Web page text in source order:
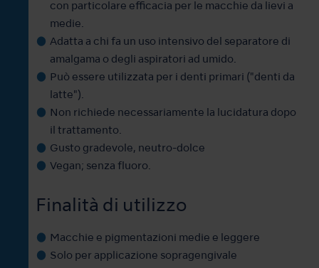
con particolare efficacia per le macchie da lievi a
medie.
Adatta a chi fa un uso intensivo del separatore di
amalgama o degli aspiratori ad umido.
Può essere utilizzata per i denti primari ("denti da
latte").
Non richiede necessariamente la lucidatura dopo
il trattamento.
Gusto gradevole, neutro-dolce
Vegan; senza fluoro.
Finalità di utilizzo
Macchie e pigmentazioni medie e leggere
Solo per applicazione sopragengivale